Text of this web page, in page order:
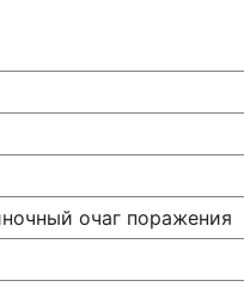
очаг поражения